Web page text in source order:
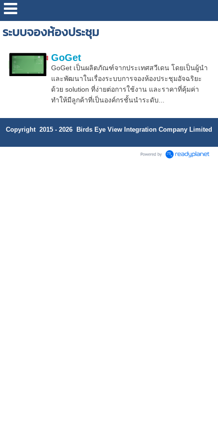
ระบบจองห้องประชุม
GoGet
GoGet เป็นผลิตภัณฑ์จากประเทศสวีเดน โดยเป็นผู้นำ
และพัฒนาในเรื่องระบบการจองห้องประชุมอัจฉริยะ
ด้วย solution ที่ง่ายต่อการใช้งาน และราคาที่คุ้มค่า
ทำให้มีลูกค้าที่เป็นองค์กรชั้นนำระดับ...
Copyright 2015 - 2026 Birds Eye View Integration Company Limited